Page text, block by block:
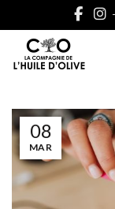
08
MAR